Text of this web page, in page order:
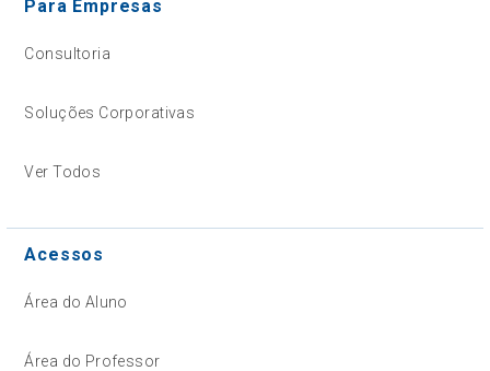
Para Empresas
Consultoria
Soluções Corporativas
Ver Todos
Acessos
Área do Aluno
Área do Professor